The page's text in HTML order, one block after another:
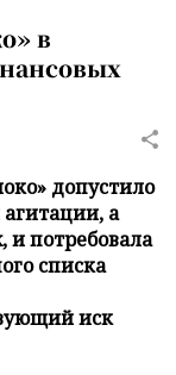
в
допустило
а
и потребовала
списка
иск